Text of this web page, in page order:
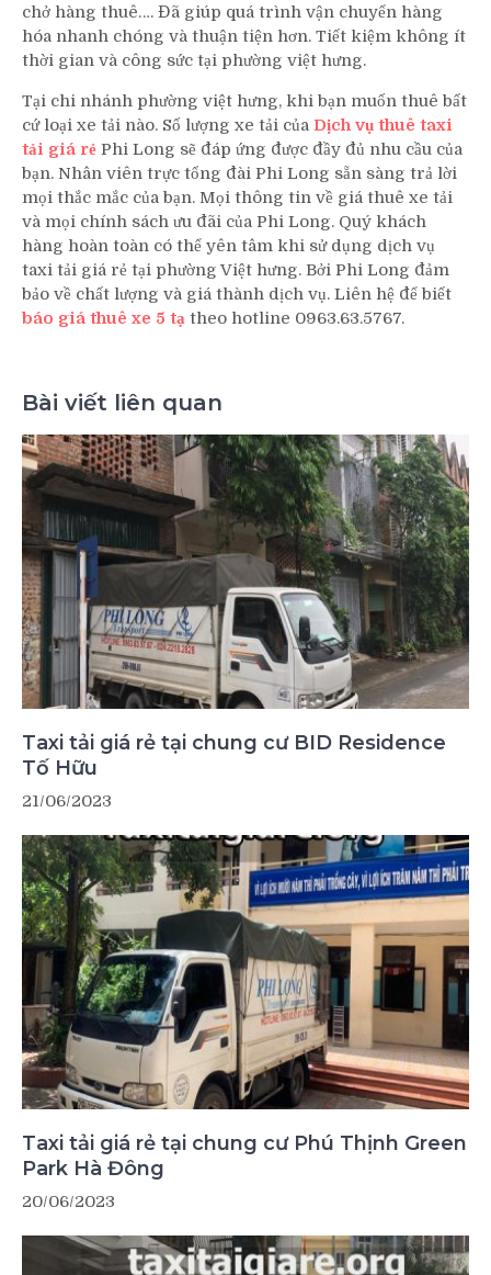
chở hàng thuê…. Đã giúp quá trình vận chuyển hàng
hóa nhanh chóng và thuận tiện hơn. Tiết kiệm không ít
thời gian và công sức tại phường việt hưng.
Tại chi nhánh phường việt hưng, khi bạn muốn thuê bất
cứ loại xe tải nào. Số lượng xe tải của Dịch vụ thuê taxi
tải giá rẻ Phi Long sẽ đáp ứng được đầy đủ nhu cầu của
bạn. Nhân viên trực tổng đài Phi Long sẵn sàng trả lời
mọi thắc mắc của bạn. Mọi thông tin về giá thuê xe tải
và mọi chính sách ưu đãi của Phi Long. Quý khách
hàng hoàn toàn có thể yên tâm khi sử dụng dịch vụ
taxi tải giá rẻ tại phường Việt hưng. Bởi Phi Long đảm
bảo về chất lượng và giá thành dịch vụ. Liên hệ để biết
báo giá thuê xe 5 tạ theo hotline 0963.63.5767.
Bài viết liên quan
Taxi tải giá rẻ tại chung cư BID Residence
Tố Hữu
21/06/2023
Taxi tải giá rẻ tại chung cư Phú Thịnh Green
Park Hà Đông
20/06/2023